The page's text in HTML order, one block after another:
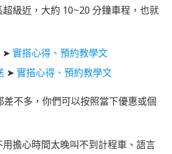
級近，大約 10~20 分鐘車程，也就
➤ 實搭心得、預約教學文
➤ 實搭心得、預約教學文
差不多，你們可以按照當下優惠或個
擔心時間太晚叫不到計程車、語言